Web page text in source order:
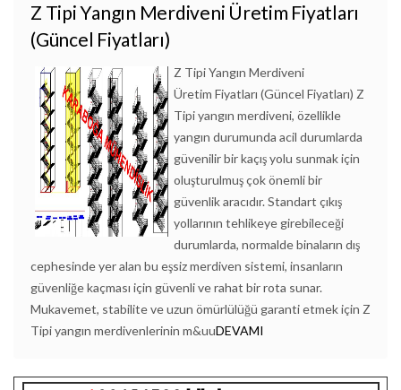
Z Tipi Yangın Merdiveni Üretim Fiyatları
(Güncel Fiyatları)
Z Tipi Yangın Merdiveni
Üretim Fiyatları (Güncel Fiyatları) Z
Tipi yangın merdiveni, özellikle
yangın durumunda acil durumlarda
güvenilir bir kaçış yolu sunmak için
oluşturulmuş çok önemli bir
güvenlik aracıdır. Standart çıkış
yollarının tehlikeye girebileceği
durumlarda, normalde binaların dış
cephesinde yer alan bu eşsiz merdiven sistemi, insanların
güvenliğe kaçması için güvenli ve rahat bir rota sunar.
Mukavemet, stabilite ve uzun ömürlülüğü garanti etmek için Z
Tipi yangın merdivenlerinin m&uuDEVAMI